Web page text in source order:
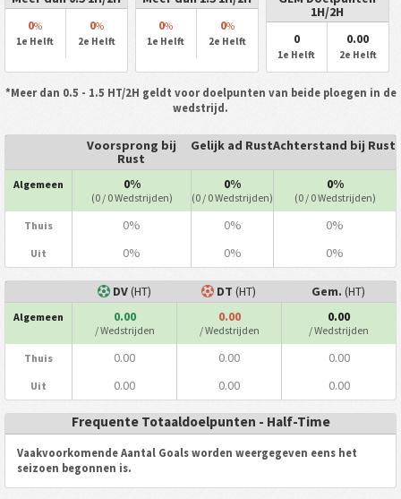
0%
1e Helft
0%
2e Helft
0%
1e Helft
0%
2e Helft
1H/2H
0
1e Helft
0.00
2e Helft
*Meer dan 0.5 - 1.5 HT/2H geldt voor doelpunten van beide ploegen in de
wedstrijd.
Voorsprong bij
Rust
Gelijk ad RustAchterstand bij Rust
Algemeen 0%
(0 / 0 Wedstrijden)
0%
(0 / 0 Wedstrijden)
0%
(0 / 0 Wedstrijden)
Thuis 0% 0% 0%
Uit 0% 0% 0%
DV(HT) DT (HT) Gem. (HT)
Algemeen 0.00
/ Wedstrijden
0.00
/ Wedstrijden
0.00
/ Wedstrijden
Thuis 0.00 0.00 0.00
Uit 0.00 0.00 0.00
Frequente Totaaldoelpunten - Half-Time
Vaakvoorkomende Aantal Goals worden weergegeven eens het
seizoen begonnen is.